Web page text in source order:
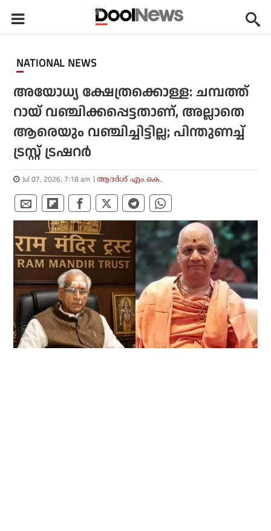
NATIONAL NEWS
അയോധ്യ ക്ഷേത്രക്കൊള്ള: ചമ്പത്ത്
റായ് വഞ്ചിക്കപ്പെട്ടതാണ്, അല്ലാതെ
ആരെയും വഞ്ചിച്ചിട്ടില്ല; പിന്തുണച്ച്
ട്രസ്റ്റ് ട്രഷറര്‍
Jul 07, 2026, 7:18 am ആദർശ് എം.കെ.